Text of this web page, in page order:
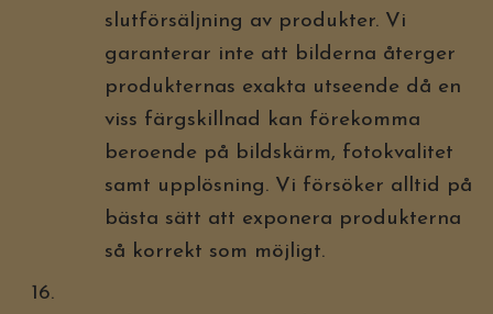
slutförsäljning av produkter. Vi
garanterar inte att bilderna återger
produkternas exakta utseende då en
viss färgskillnad kan förekomma
beroende på bildskärm, fotokvalitet
samt upplösning. Vi försöker alltid på
bästa sätt att exponera produkterna
så korrekt som möjligt.